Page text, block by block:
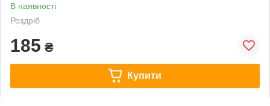
В наявності
Роздріб
185 ₴
Купити